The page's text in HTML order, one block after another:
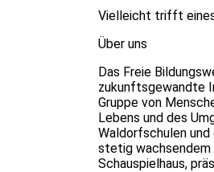
Vielleicht trifft eines
Über uns
Das Freie
zukunftsgewandte
Gruppe von
Lebens und des
Waldorfschulen
stetig wachsendem
Schauspielhaus,